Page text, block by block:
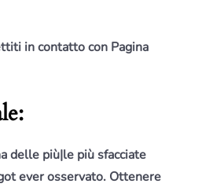
in contatto con Pagina
delle più|le più sfacciate
ever osservato. Ottenere